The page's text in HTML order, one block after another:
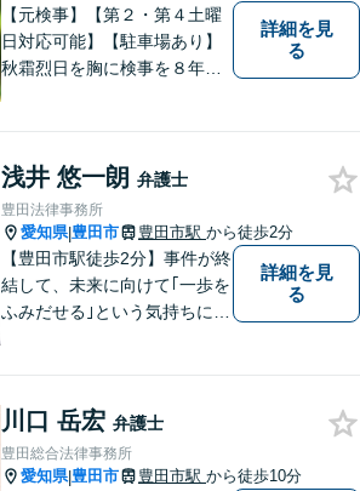
【元検事】【第２・第４土曜
日対応可能】【駐車場あり】
秋霜烈日を胸に検事を８年，
添い，「この地域」の方々の
悩みに対して一緒に解決を目
指したいと思います。お待ち
しております。
詳細を見
る
浅井 悠一朗 弁護士
豊田法律事務所
愛知県|豊田市 豊田市駅 から徒歩2分
【豊田市駅徒歩2分】事件が終
結して、未来に向けて｢一歩を
ふみだせる｣という気持ちに向
のご不安はご相談ください。
【法テラス利用可※ご利用要
件あり】
詳細を見
る
川口 岳宏 弁護士
豊田総合法律事務所
愛知県|豊田市 豊田市駅 から徒歩10分